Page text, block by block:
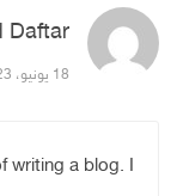
Daftar
18 يونيو، 2023 - 10:52 ص
writing a blog. I